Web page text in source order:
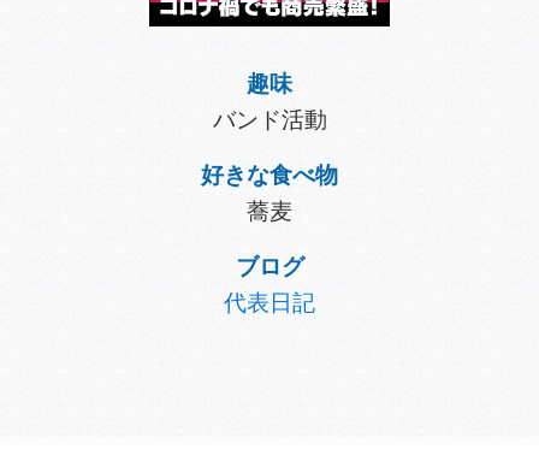
趣味
バンド活動
好きな食べ物
蕎麦
ブログ
代表日記